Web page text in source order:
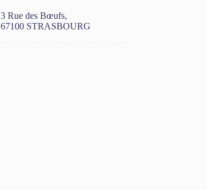
3 Rue des Bœufs,
67100 STRASBOURG